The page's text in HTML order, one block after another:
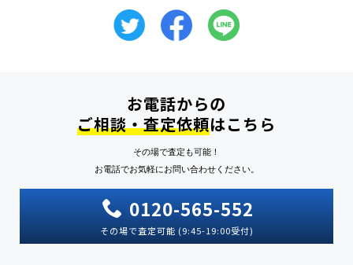
お電話からの
ご相談・査定依頼はこちら
その場で査定も可能！
お電話でお気軽にお問い合わせください。
0120-565-552
その場で査定可能 (9:45-19:00受付)